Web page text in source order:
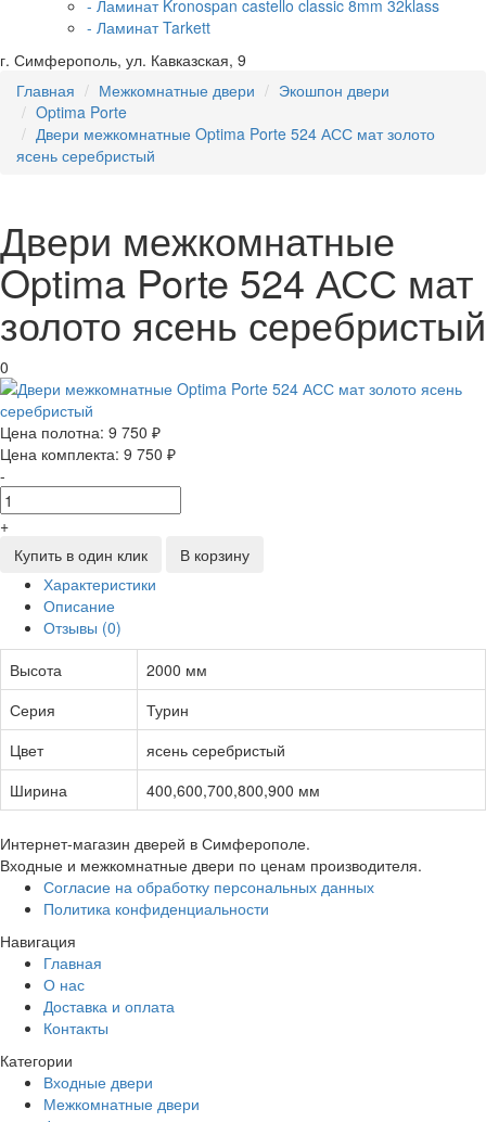
- Ламинат Kronospan castello classic 8mm 32klass
- Ламинат Tarkett
г. Симферополь, ул. Кавказская, 9
Главная
Межкомнатные двери
Экошпон двери
Optima Porte
Двери межкомнатные Optima Porte 524 АСС мат золото
ясень серебристый
Двери межкомнатные
Optima Porte 524 АСС мат
золото ясень серебристый
0
Цена полотна: 9 750 ₽
Цена комплекта: 9 750 ₽
-
+
Купить в один клик
В корзину
Характеристики
Описание
Отзывы (0)
Высота
2000 мм
Серия
Турин
Цвет
ясень серебристый
Ширина
400,600,700,800,900 мм
Интернет-магазин дверей в Симферополе.
Входные и межкомнатные двери по ценам производителя.
Согласие на обработку персональных данных
Политика конфиденциальности
Навигация
Главная
О нас
Доставка и оплата
Контакты
Категории
Входные двери
Межкомнатные двери